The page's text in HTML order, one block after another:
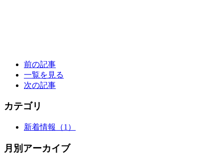
前の記事
一覧を見る
次の記事
カテゴリ
新着情報 （1）
月別アーカイブ